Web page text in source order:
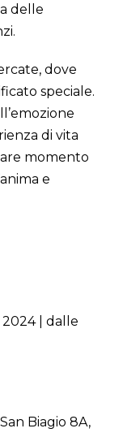
delle
dove
speciale.
di vita
momento
e
| dalle
Biagio 8A,